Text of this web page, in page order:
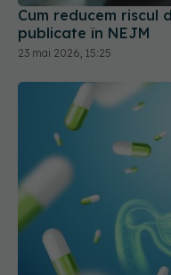
Cum reducem riscul
publicate în NEJM
23 mai 2026, 15:25